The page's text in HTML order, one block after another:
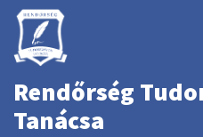
Ugrás
tartalomra
Rendőrség
Tanácsa